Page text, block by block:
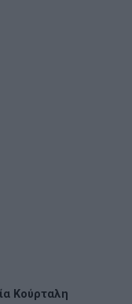
Κούρταλη